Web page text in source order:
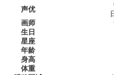
声优
画师
生日
星座
年龄
身高
体重